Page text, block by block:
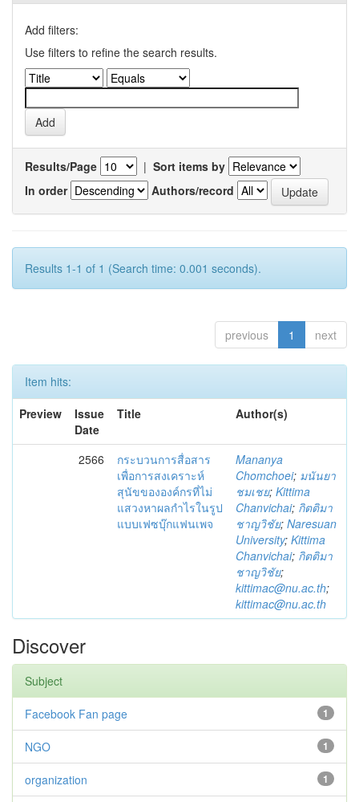
Add filters:
Use filters to refine the search results.
Results/Page | Sort items by
In order
Authors/record
Results 1-1 of 1 (Search time: 0.001 seconds).
previous 1 next
Item hits:
Preview
Issue
Date
Title Author(s)
2566
กระบวนการสื่อสาร
เพื่อการสงเคราะห์
สุนัขขององค์กรที่ไม่
แสวงหาผลกำไรในรูป
แบบเฟซบุ๊กแฟนเพจ
Mananya
Chomchoei; มนันยา
ชมเชย; Kittima
Chanvichai; กิตติมา
ชาญวิชัย; Naresuan
University; Kittima
Chanvichai; กิตติมา
ชาญวิชัย;
kittimac@nu.ac.th;
kittimac@nu.ac.th
Discover
Subject
1
Facebook Fan page
1
NGO
1
organization